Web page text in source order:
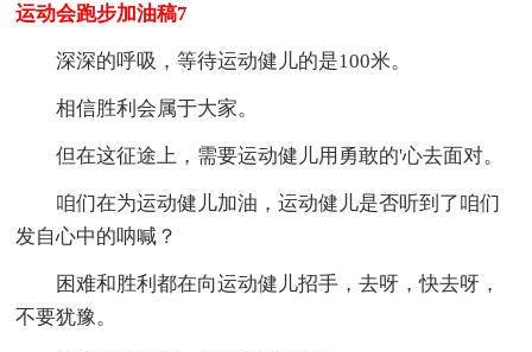
运动会跑步加油稿7
深深的呼吸，等待运动健儿的是100米。
相信胜利会属于大家。
但在这征途上，需要运动健儿用勇敢的'心去面对。
咱们在为运动健儿加油，运动健儿是否听到了咱们
发自心中的呐喊？
困难和胜利都在向运动健儿招手，去呀，快去呀，
不要犹豫。